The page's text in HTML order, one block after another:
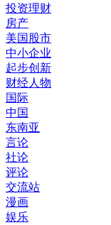
投资理财
房产
美国股市
中小企业
起步创新
财经人物
国际
中国
东南亚
言论
社论
评论
交流站
漫画
娱乐